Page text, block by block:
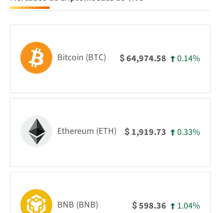
Bitcoin (BTC) $64,974.58 0.14%
Ethereum (ETH) $ 1,919.73 0.33%
BNB (BNB) $598.36 1.04%